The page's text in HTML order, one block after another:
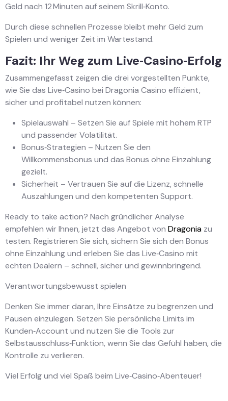
Geld nach 12 Minuten auf seinem Skrill‑Konto.
Durch diese schnellen Prozesse bleibt mehr Geld zum
Spielen und weniger Zeit im Wartestand.
Fazit: Ihr Weg zum Live‑Casino‑Erfolg
Zusammengefasst zeigen die drei vorgestellten Punkte,
wie Sie das Live‑Casino bei Dragonia Casino effizient,
sicher und profitabel nutzen können:
Spielauswahl – Setzen Sie auf Spiele mit hohem RTP
und passender Volatilität.
Bonus‑Strategien – Nutzen Sie den
Willkommensbonus und das Bonus ohne Einzahlung
gezielt.
Sicherheit – Vertrauen Sie auf die Lizenz, schnelle
Auszahlungen und den kompetenten Support.
Ready to take action? Nach gründlicher Analyse
empfehlen wir Ihnen, jetzt das Angebot von Dragonia zu
testen. Registrieren Sie sich, sichern Sie sich den Bonus
ohne Einzahlung und erleben Sie das Live‑Casino mit
echten Dealern – schnell, sicher und gewinnbringend.
Verantwortungsbewusst spielen
Denken Sie immer daran, Ihre Einsätze zu begrenzen und
Pausen einzulegen. Setzen Sie persönliche Limits im
Kunden‑Account und nutzen Sie die Tools zur
Selbstausschluss‑Funktion, wenn Sie das Gefühl haben, die
Kontrolle zu verlieren.
Viel Erfolg und viel Spaß beim Live‑Casino‑Abenteuer!